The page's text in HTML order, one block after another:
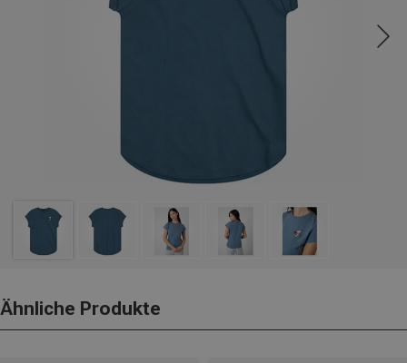
Ähnliche Produkte